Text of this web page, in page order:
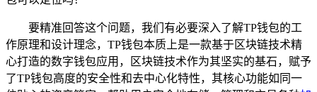
要精准回答这个问题，我们有必要深入了解TP钱包的工
作原理和设计理念，TP钱包本质上是一款基于区块链技术精
心打造的数字钱包应用，区块链技术作为其坚实的基石，赋予
了TP钱包高度的安全性和去中心化特性，其核心功能如同一